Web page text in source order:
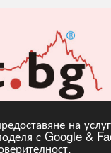
на
с Google &
.
Copyright © 2010,